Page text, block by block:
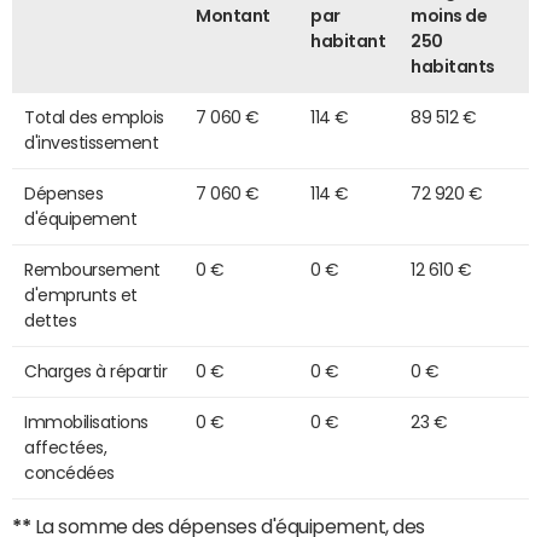
Montant
par
habitant
moins de
250
habitants
Total des emplois
d'investissement
7 060 € 114 € 89 512 €
Dépenses
d'équipement
7 060 € 114 € 72 920 €
Remboursement
d'emprunts et
dettes
0 € 0 € 12 610 €
Charges à répartir 0 € 0 € 0 €
Immobilisations
affectées,
concédées
0 € 0 € 23 €
** La somme des dépenses d'équipement, des